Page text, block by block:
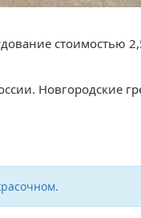
стоимостью
Новгородские